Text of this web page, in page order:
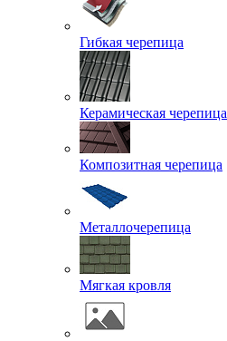
Гибкая черепица
Керамическая черепица
Композитная черепица
Металлочерепица
Мягкая кровля